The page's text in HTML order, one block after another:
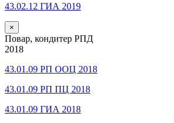
43.02.12 ГИА 2019
×
Повар, кондитер РПД
2018
43.01.09 РП ООЦ 2018
43.01.09 РП ПЦ 2018
43.01.09 ГИА 2018